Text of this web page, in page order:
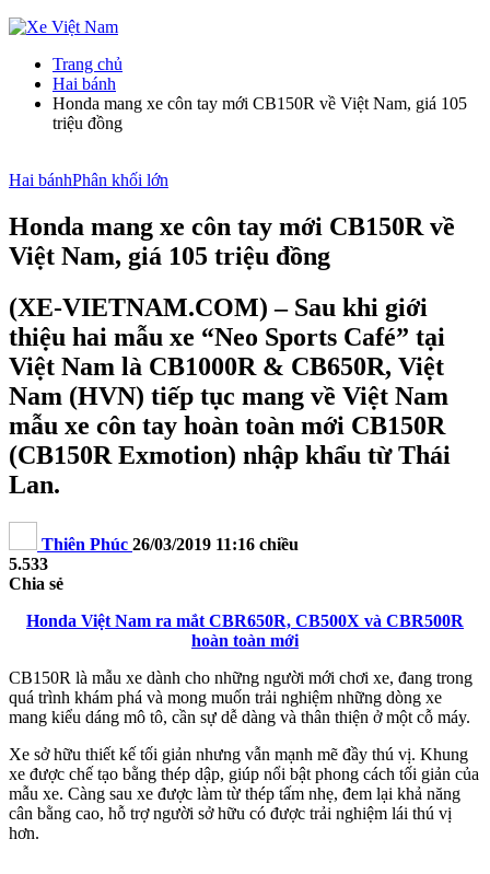
Trang chủ
Hai bánh
Honda mang xe côn tay mới CB150R về Việt Nam, giá 105
triệu đồng
Hai bánhPhân khối lớn
Honda mang xe côn tay mới CB150R về
Việt Nam, giá 105 triệu đồng
(XE-VIETNAM.COM) – Sau khi giới
thiệu hai mẫu xe “Neo Sports Café” tại
Việt Nam là CB1000R & CB650R, Việt
Nam (HVN) tiếp tục mang về Việt Nam
mẫu xe côn tay hoàn toàn mới CB150R
(CB150R Exmotion) nhập khẩu từ Thái
Lan.
Thiên Phúc 26/03/2019 11:16 chiều
5.533
Chia sẻ
Honda Việt Nam ra mắt CBR650R, CB500X và CBR500R
hoàn toàn mới
CB150R là mẫu xe dành cho những người mới chơi xe, đang trong
quá trình khám phá và mong muốn trải nghiệm những dòng xe
mang kiểu dáng mô tô, cần sự dễ dàng và thân thiện ở một cỗ máy.
Xe sở hữu thiết kế tối giản nhưng vẫn mạnh mẽ đầy thú vị. Khung
xe được chế tạo bằng thép dập, giúp nổi bật phong cách tối giản của
mẫu xe. Càng sau xe được làm từ thép tấm nhẹ, đem lại khả năng
cân bằng cao, hỗ trợ người sở hữu có được trải nghiệm lái thú vị
hơn.